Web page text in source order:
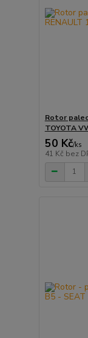
Rotor palec
TOYOTA
50 Kč/ks
41 Kč bez